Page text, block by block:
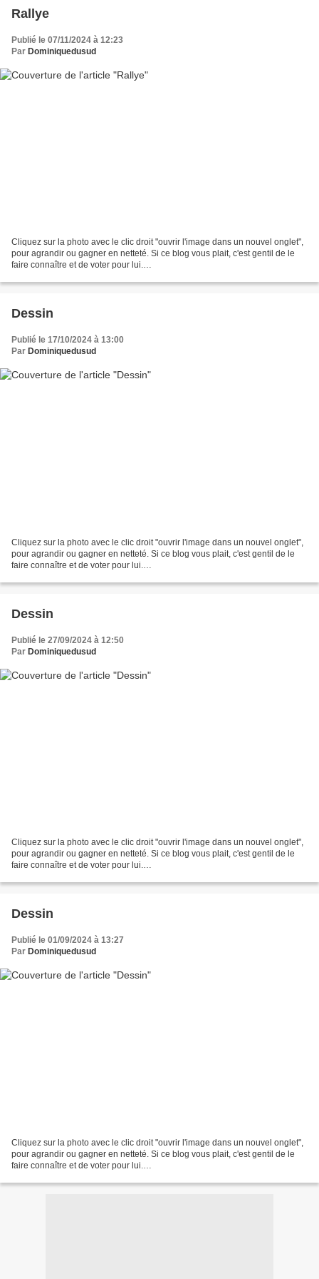
Rallye
Publié le 07/11/2024 à 12:23
Par Dominiquedusud
Cliquez sur la photo avec le clic droit "ouvrir l'image dans un nouvel onglet",
pour agrandir ou gagner en netteté. Si ce blog vous plait, c'est gentil de le
faire connaître et de voter pour lui.
Dessin
Publié le 17/10/2024 à 13:00
Par Dominiquedusud
Cliquez sur la photo avec le clic droit "ouvrir l'image dans un nouvel onglet",
pour agrandir ou gagner en netteté. Si ce blog vous plait, c'est gentil de le
faire connaître et de voter pour lui.
Dessin
Publié le 27/09/2024 à 12:50
Par Dominiquedusud
Cliquez sur la photo avec le clic droit "ouvrir l'image dans un nouvel onglet",
pour agrandir ou gagner en netteté. Si ce blog vous plait, c'est gentil de le
faire connaître et de voter pour lui.
Dessin
Publié le 01/09/2024 à 13:27
Par Dominiquedusud
Cliquez sur la photo avec le clic droit "ouvrir l'image dans un nouvel onglet",
pour agrandir ou gagner en netteté. Si ce blog vous plait, c'est gentil de le
faire connaître et de voter pour lui.